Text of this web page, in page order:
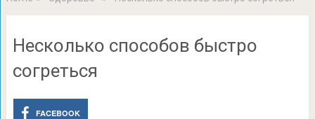
Несколько способов быстро
согреться
FACEBOOK